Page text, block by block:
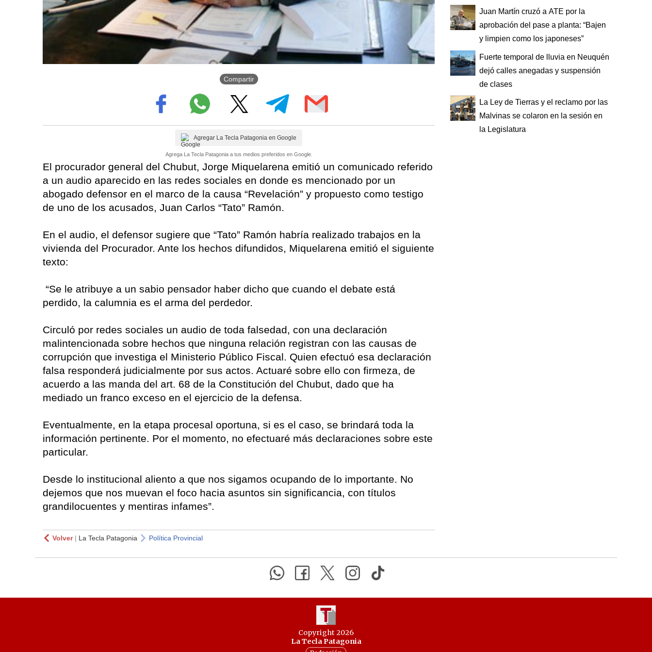
Compartir
Agregar La Tecla Patagonia en Google
Agrega La Tecla Patagonia a tus medios preferidos en Google.
El procurador general del Chubut, Jorge Miquelarena emitió un comunicado referido
a un audio aparecido en las redes sociales en donde es mencionado por un
abogado defensor en el marco de la causa “Revelación” y propuesto como testigo
de uno de los acusados, Juan Carlos “Tato” Ramón.
En el audio, el defensor sugiere que “Tato” Ramón habría realizado trabajos en la
vivienda del Procurador. Ante los hechos difundidos, Miquelarena emitió el siguiente
texto:
“Se le atribuye a un sabio pensador haber dicho que cuando el debate está
perdido, la calumnia es el arma del perdedor.
Circuló por redes sociales un audio de toda falsedad, con una declaración
malintencionada sobre hechos que ninguna relación registran con las causas de
corrupción que investiga el Ministerio Público Fiscal. Quien efectuó esa declaración
falsa responderá judicialmente por sus actos. Actuaré sobre ello con firmeza, de
acuerdo a las manda del art. 68 de la Constitución del Chubut, dado que ha
mediado un franco exceso en el ejercicio de la defensa.
Eventualmente, en la etapa procesal oportuna, si es el caso, se brindará toda la
información pertinente. Por el momento, no efectuaré más declaraciones sobre este
particular.
Desde lo institucional aliento a que nos sigamos ocupando de lo importante. No
dejemos que nos muevan el foco hacia asuntos sin significancia, con títulos
grandilocuentes y mentiras infames”.
Volver| La Tecla Patagonia Política Provincial
Juan Martín cruzó a ATE por la
aprobación del pase a planta: “Bajen
y limpien como los japoneses”
Fuerte temporal de lluvia en Neuquén
dejó calles anegadas y suspensión
de clases
La Ley de Tierras y el reclamo por las
Malvinas se colaron en la sesión en
la Legislatura
Copyright 2026
La Tecla Patagonia